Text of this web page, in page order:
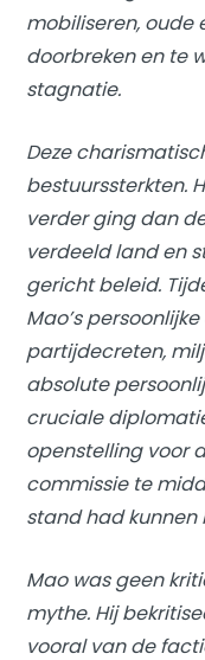
mobiliseren, oude
doorbreken en te
stagnatie.
Deze
bestuurssterkten.
verder ging dan
verdeeld land en
gericht beleid.
Mao’s
partijdecreten,
absolute
cruciale
openstelling voor
commissie te
stand had kunnen
Mao was geen
mythe. Hij
vooral van de